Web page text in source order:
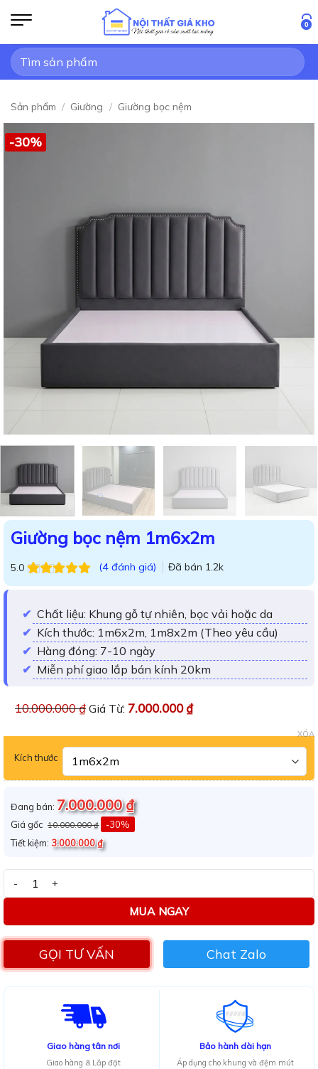
qua
nội
dung
0
Tìm
kiếm:
Sản phẩm / Giường / Giường bọc nệm
-30%
Giường bọc nệm 1m6x2m
5.0
5.0trên 5
4
(4đánh giá) Đã bán 1.2k
Chất liệu: Khung gỗ tự nhiên, bọc vải hoặc da
Kích thước: 1m6x2m, 1m8x2m (Theo yêu cầu)
Hàng đóng: 7-10 ngày
Miễn phí giao lắp bán kính 20km
10.000.000₫ Giá Từ: 7.000.000₫
Kích thước
XÓA
Đang bán: 7.000.000₫
Giá gốc 10.000.000₫
-30%
Tiết kiệm: 3.000.000₫
Giường bọc nệm 1m6x2m số lượng
MUA NGAY
GỌI TƯ VẤN Chat Zalo
Giao hàng tân nơi
Giao hàng & Lắp đặt
Bảo hành dài hạn
Áp dụng cho khung và đệm mút